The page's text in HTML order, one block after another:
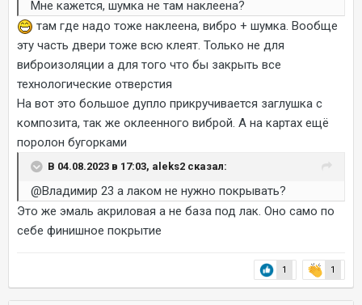
Мне кажется, шумка не там наклеена?
там где надо тоже наклеена, вибро + шумка. Вообще
эту часть двери тоже всю клеят. Только не для
виброизоляции а для того что бы закрыть все
технологические отверстия
На вот это большое дупло прикручивается заглушка с
композита, так же оклеенного виброй. А на картах ещё
поролон бугорками
В 04.08.2023 в 17:03, aleks2 сказал:
@Владимир 23 а лаком не нужно покрывать?
Это же эмаль акриловая а не база под лак. Оно само по
себе финишное покрытие
1 1